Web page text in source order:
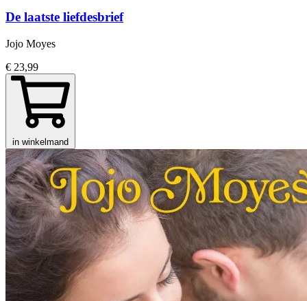
De laatste liefdesbrief
Jojo Moyes
€ 23,99
in winkelmand